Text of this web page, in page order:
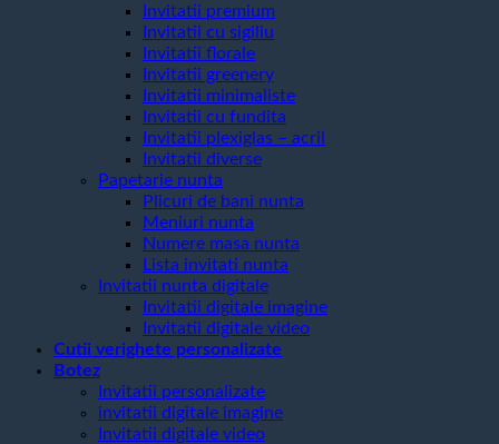
Invitatii premium
Invitatii cu sigiliu
Invitatii florale
Invitatii greenery
Invitatii minimaliste
Invitatii cu fundita
Invitatii plexiglas – acril
Invitatii diverse
Papetarie nunta
Plicuri de bani nunta
Meniuri nunta
Numere masa nunta
Lista invitati nunta
Invitatii nunta digitale
Invitatii digitale imagine
Invitatii digitale video
Cutii verighete personalizate
Botez
Invitatii personalizate
invitatii digitale imagine
Invitatii digitale video